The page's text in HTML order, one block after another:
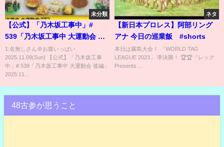
未分類
【公式】「乃木坂工事中」#
539「乃木坂工事中 大運動会 後
編」2025.11.09 OA
1:名無しさん＠お腹いっぱい
2025.11.09(Sun) 【公式】「乃木坂工事
中」# 539「乃木坂工事中 大運動会 後編」
2025.11...
ネタ
【新日本プロレス】阿部リング
アナ 今日の巡業飯 #shorts
本日は霧島大会！ 「WORLD TAG
LEAGUE 2023」 準決勝！ 🏆🏆『レック
Presents ...
48古参が思うこと